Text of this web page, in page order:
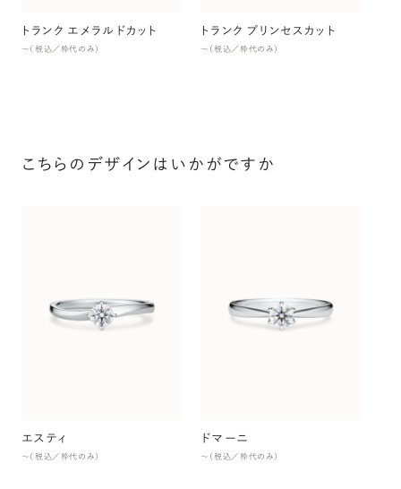
トランク エメラルドカット
〜（税込／枠代のみ）
トランク プリンセスカット
〜（税込／枠代のみ）
こちらのデザインはいかがですか
エスティ
〜（税込／枠代のみ）
ドマーニ
〜（税込／枠代のみ）